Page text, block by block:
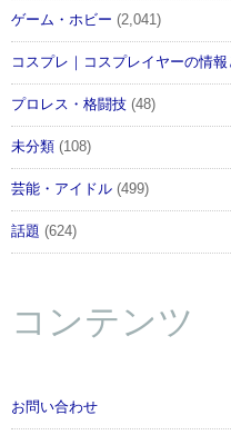
ゲーム・ホビー (2,041)
コスプレ｜コスプレイヤーの情
プロレス・格闘技 (48)
未分類 (108)
芸能・アイドル (499)
話題 (624)
コンテンツ
お問い合わせ